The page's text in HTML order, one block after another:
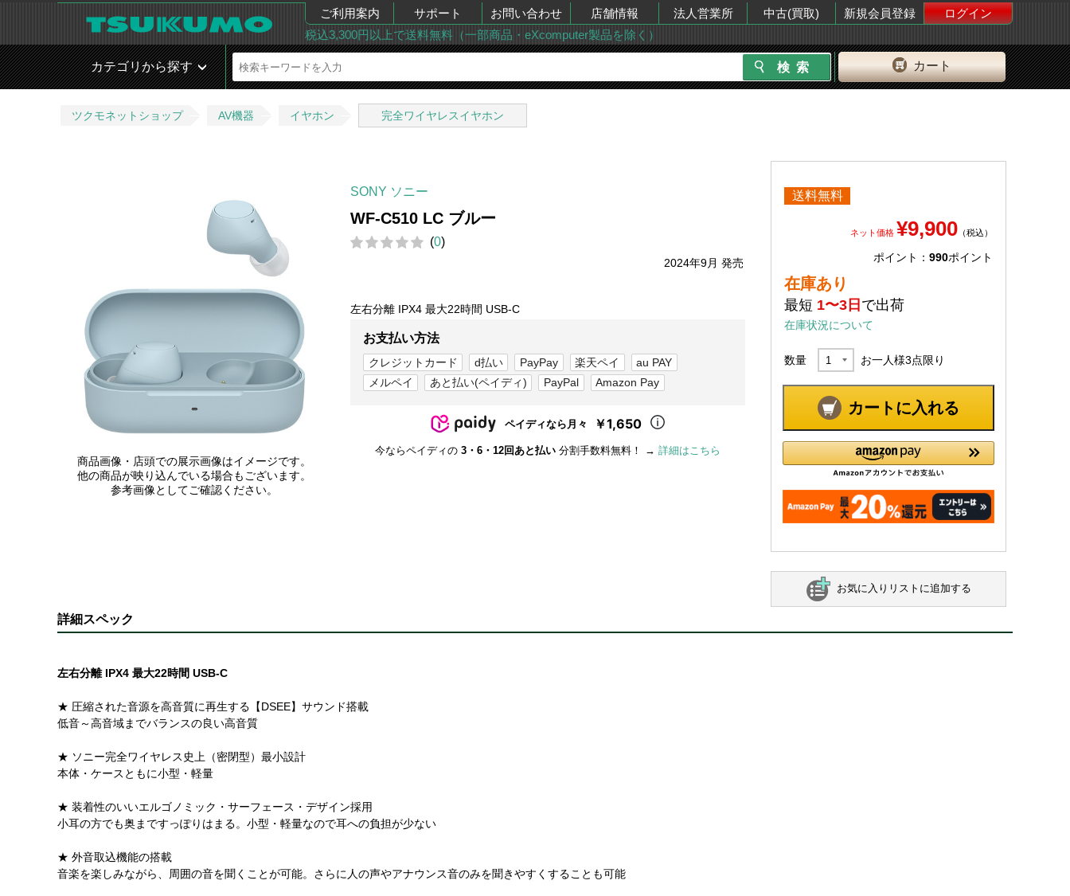
ご利用案内 サポート お問い合わせ 店舗情報 法人営業所 中古(買取) 新規会員登録
ログイン
税込3,300円以上で送料無料（一部商品・eXcomputer製品を除く）
カート
カテゴリから探す
ツクモネットショップ AV機器 イヤホン 完全ワイヤレスイヤホン
商品画像・店頭での展示画像はイメージです。
他の商品が映り込んでいる場合もございます。
参考画像としてご確認ください。
SONY ソニー
WF-C510 LC ブルー
(0)
2024年9月 発売
左右分離 IPX4 最大22時間 USB-C
お支払い方法
クレジットカード d払い PayPay 楽天ペイ
au PAY
メルペイ
あと払い(ペイディ) PayPal Amazon Pay
ペイディなら月々 ￥1,650
今ならペイディの 3・6・12回あと払い 分割手数料無料！ → 詳細はこちら
送料無料
ネット価格 ¥9,900 （税込）
ポイント： 990ポイント
在庫あり
最短 1〜3日 で出荷
在庫状況について
数量 お一人様3点限り
カートに入れる
お気に入りリストに追加する
詳細スペック
左右分離 IPX4 最大22時間 USB-C
★ 圧縮された音源を高音質に再生する【DSEE】サウンド搭載
低音～高音域までバランスの良い高音質
★ ソニー完全ワイヤレス史上（密閉型）最小設計
本体・ケースともに小型・軽量
★ 装着性のいいエルゴノミック・サーフェース・デザイン採用
小耳の方でも奥まですっぽりはまる。小型・軽量なので耳への負担が少ない
★ 外音取込機能の搭載
音楽を楽しみながら、周囲の音を聞くことが可能。さらに人の声やアナウンス音のみを聞きやすくすることも可能